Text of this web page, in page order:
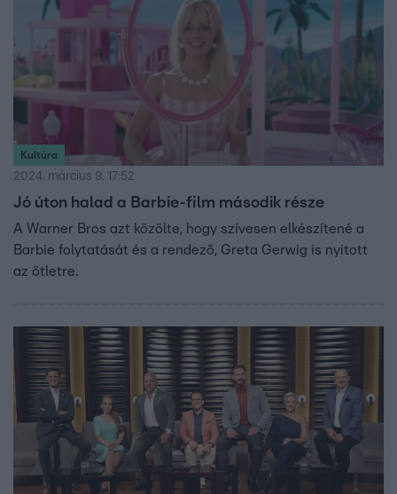
Kultúra
2024. március 9. 17:52
Jó úton halad a Barbie-film második része
A Warner Bros azt közölte, hogy szívesen elkészítené a
Barbie folytatását és a rendező, Greta Gerwig is nyitott
az ötletre.